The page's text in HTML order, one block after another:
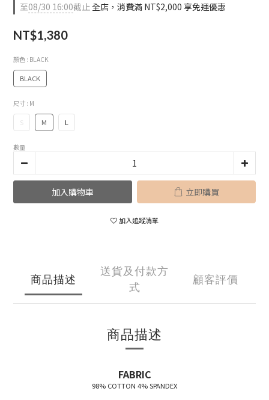
至08/30 16:00截止全店，消費滿 NT$2,000 享免運優惠
NT$1,380
顏色 : BLACK
BLACK
尺寸 : M
S M L
數量
加入購物車 立即購買
加入追蹤清單
商品描述
送貨及付款方
式
顧客評價
商品描述
FABRIC
98% COTTON 4% SPANDEX